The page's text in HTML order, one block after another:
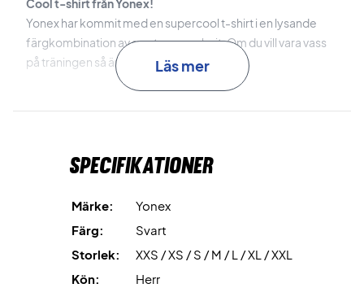
Cool t-shirt från Yonex!
Yonex har kommit med en supercool t-shirt i en lysande
färgkombination av svart, rosa och vit. Om du vill vara vass
på träningen så är detta t-shirten för dig.
Läs mer
Specifikationer
Märke:
Yonex
Färg:
Svart
Storlek:
XXS / XS / S / M / L / XL / XXL
Kön:
Herr